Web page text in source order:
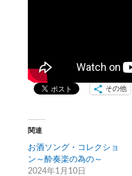
その他
関連
お酒ソング・コレクショ
ン～酔奏楽の為の～
2024年1月10日